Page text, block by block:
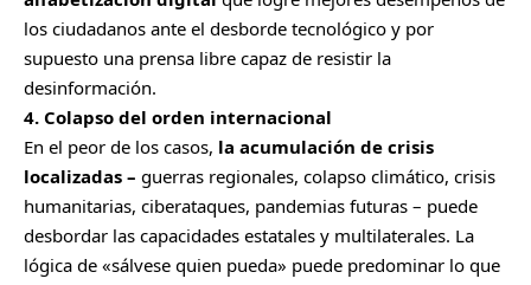
los ciudadanos ante el desborde tecnológico y por
supuesto una prensa libre capaz de resistir la
desinformación.
4. Colapso del orden internacional
En el peor de los casos, la acumulación de crisis
localizadas – guerras regionales, colapso climático, crisis
humanitarias, ciberataques, pandemias futuras – puede
desbordar las capacidades estatales y multilaterales. La
lógica de «sálvese quien pueda» puede predominar lo que